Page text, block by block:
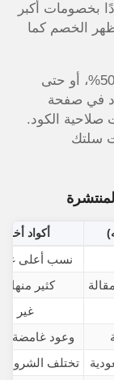
بخصومات أكبر
الخصم كما
بعض المواقع تعد بخصومات خيالية (20%، 50%، أو حتى
في صفحة
صلاحية الكود.
سلتك
أكواد
نسب أعلى غير
كثير منها
غير
وعود غامضة
تختلف الشروط